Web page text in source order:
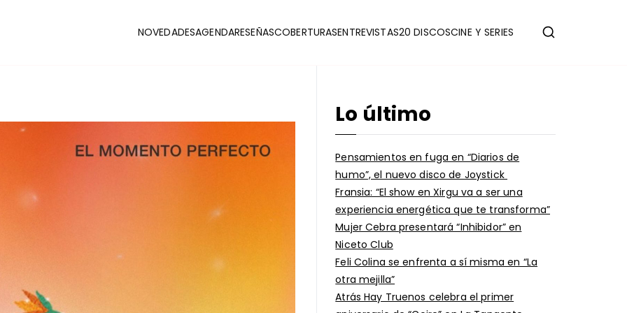
NOVEDADESAGENDARESEÑASCOBERTURASENTREVISTAS20 DISCOSCINE Y SERIES
Lo último
Pensamientos en fuga en “Diarios de
humo”, el nuevo disco de Joystick
Fransia: “El show en Xirgu va a ser una
experiencia energética que te transforma”
Mujer Cebra presentará “Inhibidor” en
Niceto Club
Feli Colina se enfrenta a sí misma en “La
otra mejilla”
Atrás Hay Truenos celebra el primer